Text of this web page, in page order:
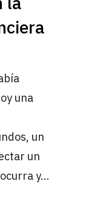
una
un
un
y…